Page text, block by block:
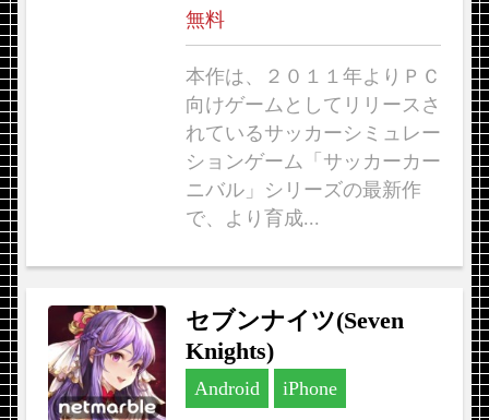
無料
本作は、２０１１年よりＰＣ
向けゲームとしてリリースさ
れているサッカーシミュレー
ションゲーム「サッカーカー
ニバル」シリーズの最新作
で、より育成...
セブンナイツ(Seven
Knights)
Android iPhone